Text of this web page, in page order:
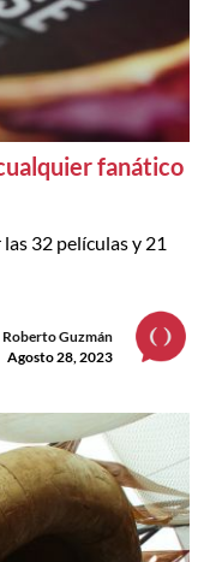
fanático
32 películas y 21
Roberto Guzmán
Agosto 28, 2023